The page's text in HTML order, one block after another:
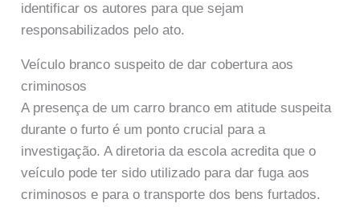
identificar os autores para que sejam
responsabilizados pelo ato.
Veículo branco suspeito de dar cobertura aos
criminosos
A presença de um carro branco em atitude suspeita
durante o furto é um ponto crucial para a
investigação. A diretoria da escola acredita que o
veículo pode ter sido utilizado para dar fuga aos
criminosos e para o transporte dos bens furtados.